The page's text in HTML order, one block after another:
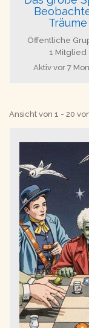
Träume
Öffentliche
1 Mitglied
Aktiv vor 7
Ansicht von 1 - 20